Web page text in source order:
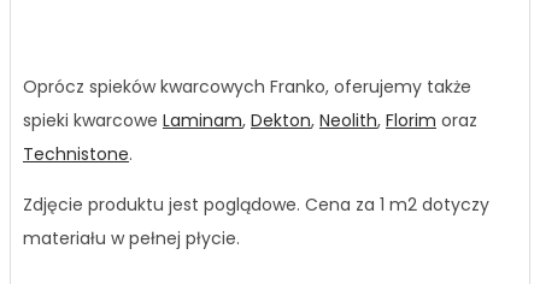
Oprócz spieków kwarcowych Franko, oferujemy także
spieki kwarcowe Laminam, Dekton, Neolith, Florim oraz
Technistone.
Zdjęcie produktu jest poglądowe. Cena za 1 m2 dotyczy
materiału w pełnej płycie.